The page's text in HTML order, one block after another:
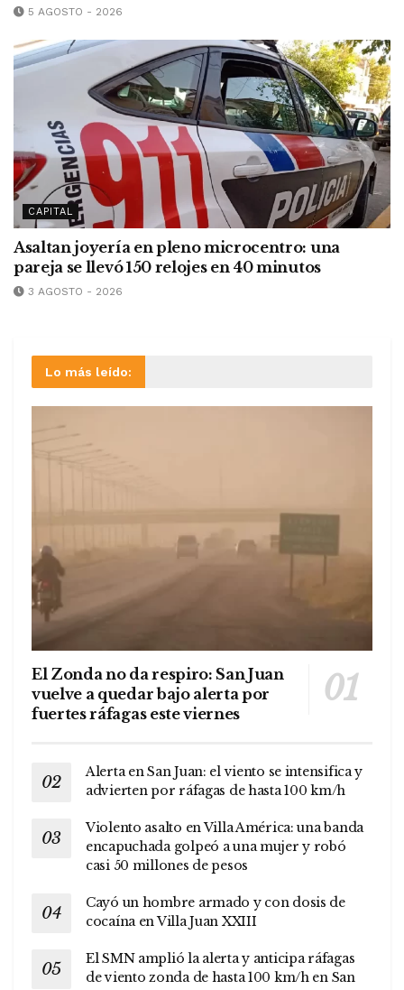
5 AGOSTO - 2026
CAPITAL
Asaltan joyería en pleno microcentro: una
pareja se llevó 150 relojes en 40 minutos
3 AGOSTO - 2026
Lo más leído:
El Zonda no da respiro: San Juan
vuelve a quedar bajo alerta por
fuertes ráfagas este viernes
Alerta en San Juan: el viento se intensifica y
advierten por ráfagas de hasta 100 km/h
Violento asalto en Villa América: una banda
encapuchada golpeó a una mujer y robó
casi 50 millones de pesos
Cayó un hombre armado y con dosis de
cocaína en Villa Juan XXIII
El SMN amplió la alerta y anticipa ráfagas
de viento zonda de hasta 100 km/h en San